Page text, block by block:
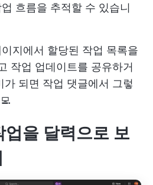
흐름을 추적할 수 있습니
지에서 할당된 작업 목록을
작업 업데이트를 공유하거
가 되면 작업 댓글에서 그렇
을 달력으로 보